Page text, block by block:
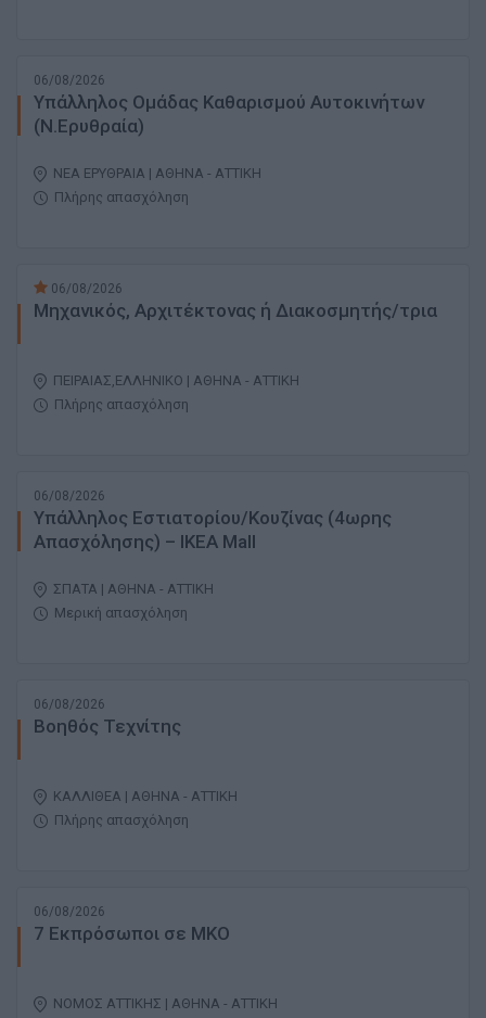
06/08/2026
Υπάλληλος Ομάδας Καθαρισμού Αυτοκινήτων
(Ν.Ερυθραία)
ΝΕΑ ΕΡΥΘΡΑΙΑ | ΑΘΗΝΑ - ΑΤΤΙΚΗ
Πλήρης απασχόληση
06/08/2026
Μηχανικός, Αρχιτέκτονας ή Διακοσμητής/τρια
ΠΕΙΡΑΙΑΣ,ΕΛΛΗΝΙΚΟ | ΑΘΗΝΑ - ΑΤΤΙΚΗ
Πλήρης απασχόληση
06/08/2026
Υπάλληλος Εστιατορίου/Κουζίνας (4ωρης
Απασχόλησης) – ΙΚΕΑ Mall
ΣΠΑΤΑ | ΑΘΗΝΑ - ΑΤΤΙΚΗ
Μερική απασχόληση
06/08/2026
Βοηθός Τεχνίτης
ΚΑΛΛΙΘΕΑ | ΑΘΗΝΑ - ΑΤΤΙΚΗ
Πλήρης απασχόληση
06/08/2026
7 Εκπρόσωποι σε ΜΚΟ
ΝΟΜΟΣ ΑΤΤΙΚΗΣ | ΑΘΗΝΑ - ΑΤΤΙΚΗ